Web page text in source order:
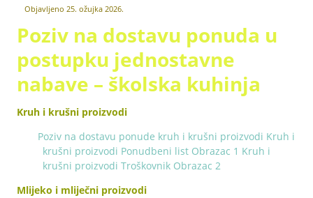
Objavljeno 25. ožujka 2026.
Poziv na dostavu ponuda u
postupku jednostavne
nabave – školska kuhinja
Kruh i krušni proizvodi
Poziv na dostavu ponude kruh i krušni proizvodi Kruh i
krušni proizvodi Ponudbeni list Obrazac 1 Kruh i
krušni proizvodi Troškovnik Obrazac 2
Mlijeko i mliječni proizvodi